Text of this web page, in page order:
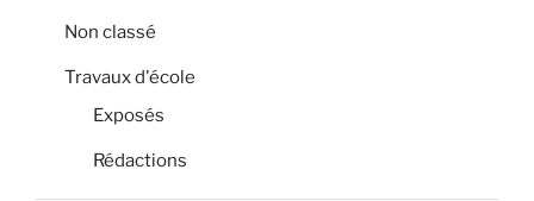
Non classé
Travaux d'école
Exposés
Rédactions